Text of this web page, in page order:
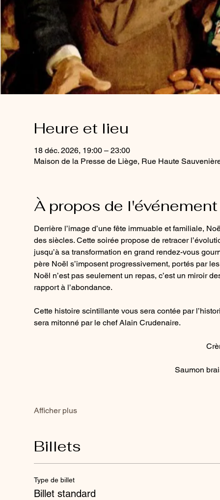
Heure et lieu
18 déc. 2026, 19:00 – 23:00
Maison de la Presse de Liège, Rue Haute
À propos de l'événement
Derrière l’image d’une fête immuable et familiale,
des siècles. Cette soirée propose de retracer
jusqu’à sa transformation en grand rendez-vous
père Noël s’imposent progressivement, portés par
Noël n’est pas seulement un repas, c’est un miroir
rapport à l’abondance.
Cette histoire scintillante vous sera contée par
sera mitonné par le chef Alain Crudenaire.
Saumon
Afficher plus
Billets
Type de billet
Billet standard